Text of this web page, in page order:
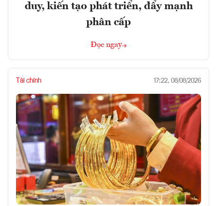
duy, kiến tạo phát triển, đẩy mạnh
phân cấp
Đọc ngay
Tài chính 17:22, 08/08/2026